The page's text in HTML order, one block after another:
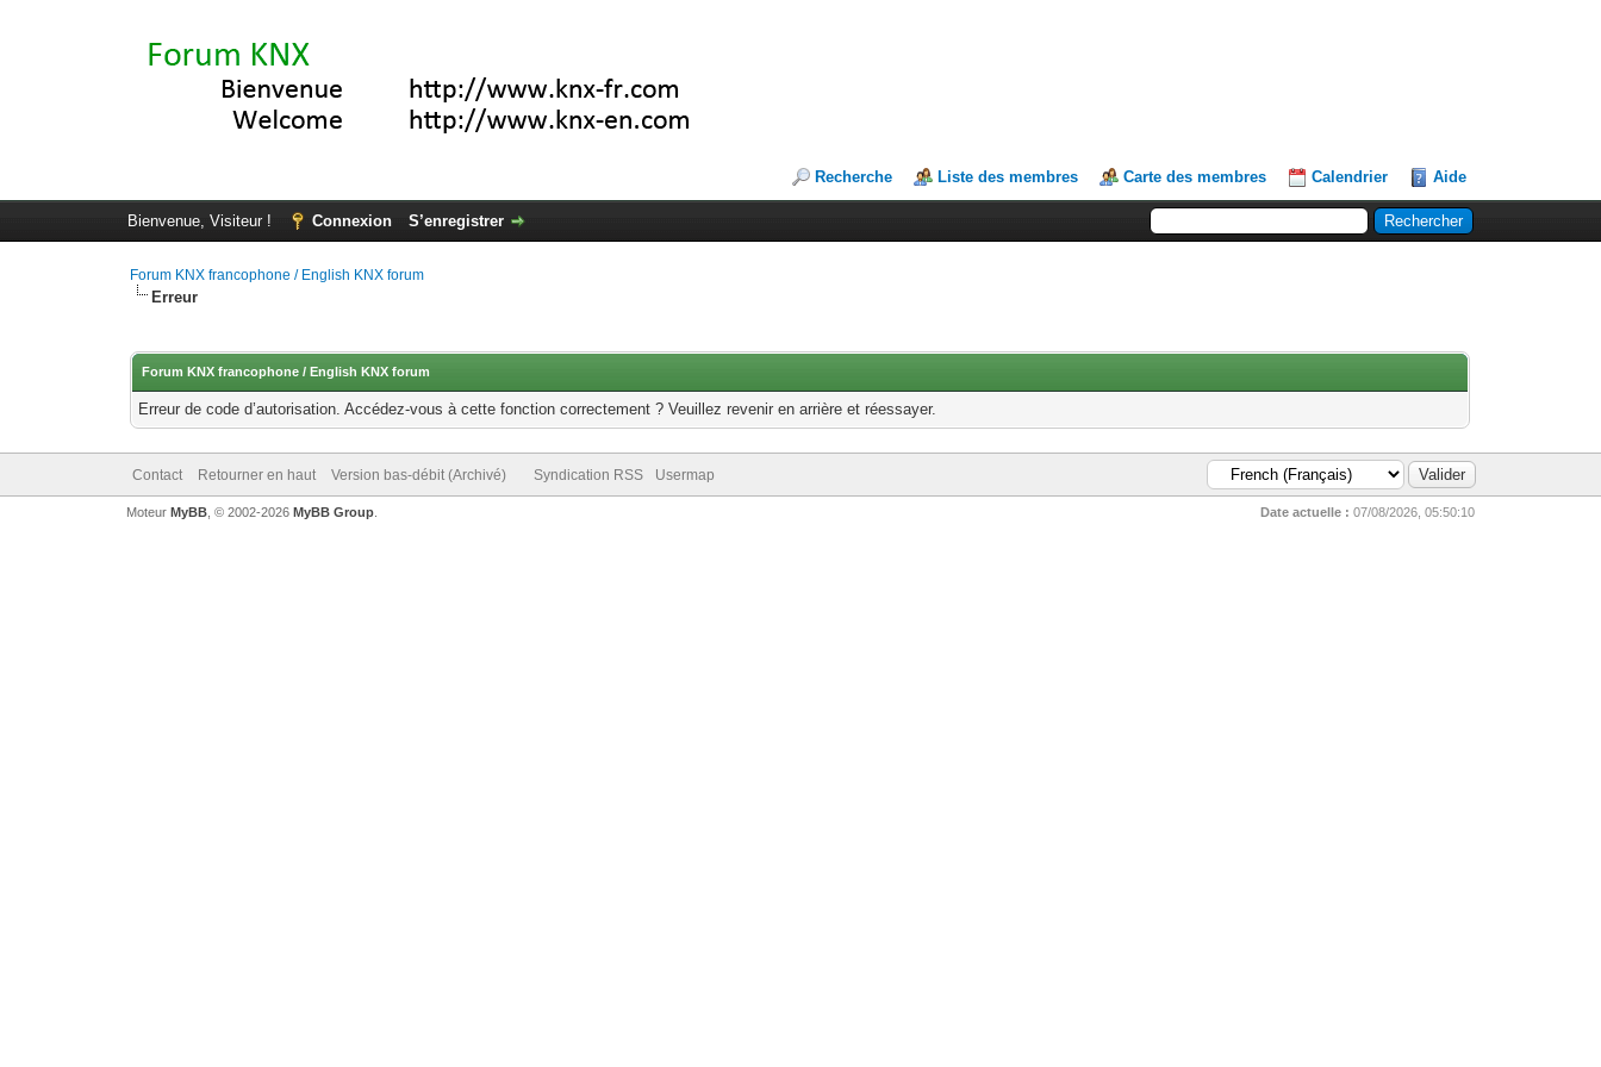
Recherche Liste des membres Carte des membres Calendrier Aide
Bienvenue, Visiteur ! Connexion S’enregistrer
Forum KNX francophone / English KNX forum
Erreur
Forum KNX francophone / English KNX forum
Erreur de code d’autorisation. Accédez-vous à cette fonction correctement ? Veuillez revenir en arrière et réessayer.
Contact Retourner en haut Version bas-débit (Archivé) Syndication RSS Usermap
Date actuelle : 07/08/2026, 05:50:10
Moteur MyBB, © 2002-2026 MyBB Group.